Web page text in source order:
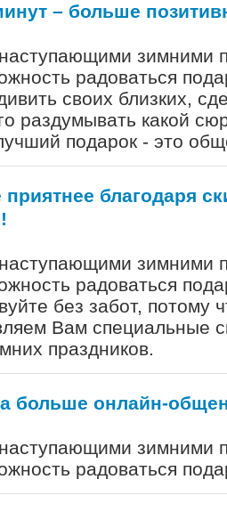
– больше
зимними
радоваться
своих близких,
раздумывать какой
подарок - это
благодаря
зимними
радоваться
без забот, потому
Вам специальные
праздников.
больше онлайн-
зимними
радоваться